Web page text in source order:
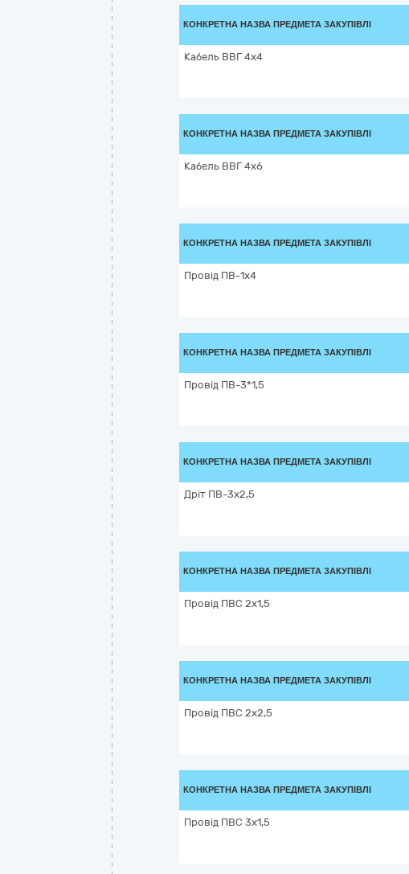
КОНКРЕТНА НАЗВА ПРЕДМЕТА ЗАКУПІВЛІ
Кабель ВВГ 4х4
КОНКРЕТНА НАЗВА ПРЕДМЕТА ЗАКУПІВЛІ
Кабель ВВГ 4х6
КОНКРЕТНА НАЗВА ПРЕДМЕТА ЗАКУПІВЛІ
Провід ПВ-1х4
КОНКРЕТНА НАЗВА ПРЕДМЕТА ЗАКУПІВЛІ
Провід ПВ-3*1,5
КОНКРЕТНА НАЗВА ПРЕДМЕТА ЗАКУПІВЛІ
Дріт ПВ-3х2,5
КОНКРЕТНА НАЗВА ПРЕДМЕТА ЗАКУПІВЛІ
Провід ПВС 2х1,5
КОНКРЕТНА НАЗВА ПРЕДМЕТА ЗАКУПІВЛІ
Провід ПВС 2х2,5
КОНКРЕТНА НАЗВА ПРЕДМЕТА ЗАКУПІВЛІ
Провід ПВС 3х1,5